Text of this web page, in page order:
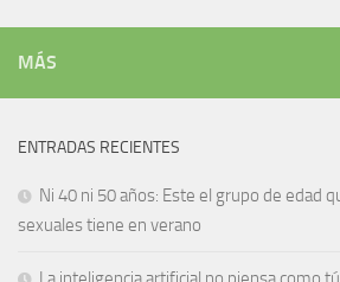
MÁS
ENTRADAS RECIENTES
Ni 40 ni 50 años: Este el grupo de edad
sexuales tiene en verano